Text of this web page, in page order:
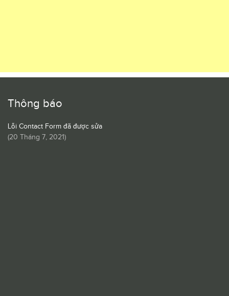
Thông báo
Lỗi Contact Form đã được sửa
(20 Tháng 7, 2021)